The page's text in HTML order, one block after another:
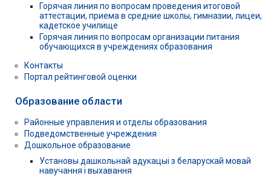
Горячая линия по вопросам проведения итоговой
аттестации, приема в средние школы, гимназии, лицеи,
кадетское училище
Горячая линия по вопросам организации питания
обучающихся в учреждениях образования
Контакты
Портал рейтинговой оценки
Образование области
Районные управления и отделы образования
Подведомственные учреждения
Дошкольное образование
Установы дашкольнай адукацыі з беларускай мовай
навучання і выхавання